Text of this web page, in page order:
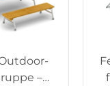
–